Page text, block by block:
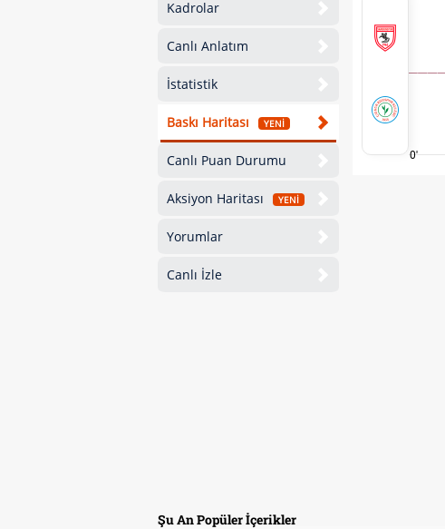
Kadrolar
Canlı Anlatım
İstatistik
Baskı Haritası YENİ
Canlı Puan Durumu
Aksiyon Haritası YENİ
Yorumlar
Canlı İzle
0'
Şu An Popüler İçerikler